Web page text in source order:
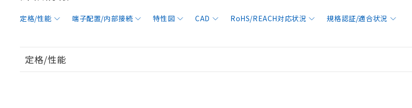
定格/性能 端子配置/内部接続 特性図 CAD RoHS/REACH対応状況 規格認証/適合状況
定格/性能